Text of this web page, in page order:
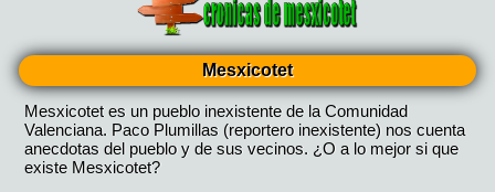
Mesxicotet
Mesxicotet es un pueblo inexistente de la Comunidad
Valenciana. Paco Plumillas (reportero inexistente) nos cuenta
anecdotas del pueblo y de sus vecinos. ¿O a lo mejor si que
existe Mesxicotet?